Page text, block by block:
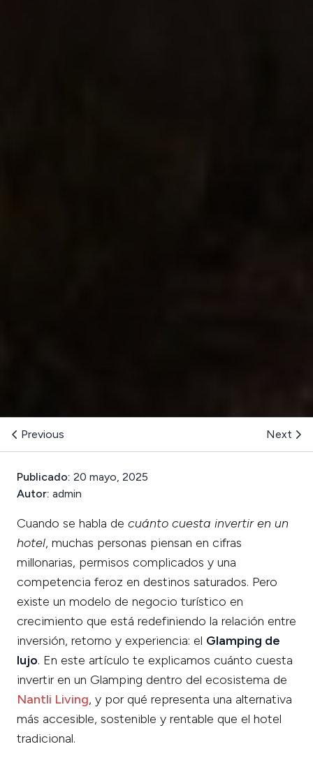
Previous Next
Publicado: 20 mayo, 2025
Autor: admin
Cuando se habla de cuánto cuesta invertir en un
hotel, muchas personas piensan en cifras
millonarias, permisos complicados y una
competencia feroz en destinos saturados. Pero
existe un modelo de negocio turístico en
crecimiento que está redefiniendo la relación entre
inversión, retorno y experiencia: el Glamping de
lujo. En este artículo te explicamos cuánto cuesta
invertir en un Glamping dentro del ecosistema de
Nantli Living, y por qué representa una alternativa
más accesible, sostenible y rentable que el hotel
tradicional.